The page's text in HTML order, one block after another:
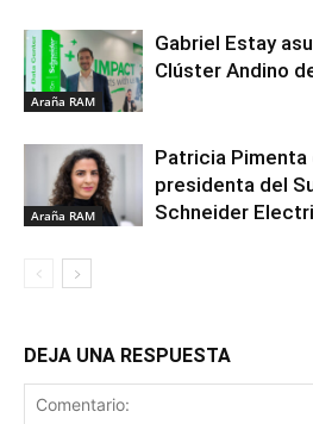
Araña RAM
Gabriel Estay
Clúster Andino
Araña RAM
Patricia Pimenta
presidenta del
Schneider
DEJA UNA RESPUESTA